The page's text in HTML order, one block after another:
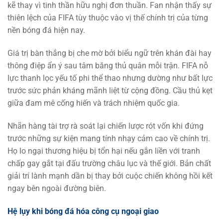
kẽ thay vì tinh thần hữu nghị đơn thuần. Fan nhận thấy sự
thiên lệch của FIFA tùy thuộc vào vị thế chính trị của từng
nền bóng đá hiện nay.
Giá trị bàn thắng bị che mờ bởi biểu ngữ trên khán đài hay
thông điệp ẩn ý sau tâm băng thủ quân mỗi trận. FIFA nỗ
lực thanh lọc yếu tố phi thể thao nhưng dường như bất lực
trước sức phản kháng mãnh liệt từ cộng đồng. Cầu thủ kẹt
giữa đam mê cống hiến và trách nhiệm quốc gia.
Nhãn hàng tài trợ rà soát lại chiến lược rót vốn khi đứng
trước những sự kiện mang tính nhạy cảm cao về chính trị.
Họ lo ngại thương hiệu bị tổn hại nếu gắn liền với tranh
chấp gay gắt tại đấu trường châu lục và thế giới. Bản chất
giải trí lành mạnh dần bị thay bởi cuộc chiến không hồi kết
ngay bên ngoài đường biên.
Hệ lụy khi bóng đá hóa công cụ ngoại giao